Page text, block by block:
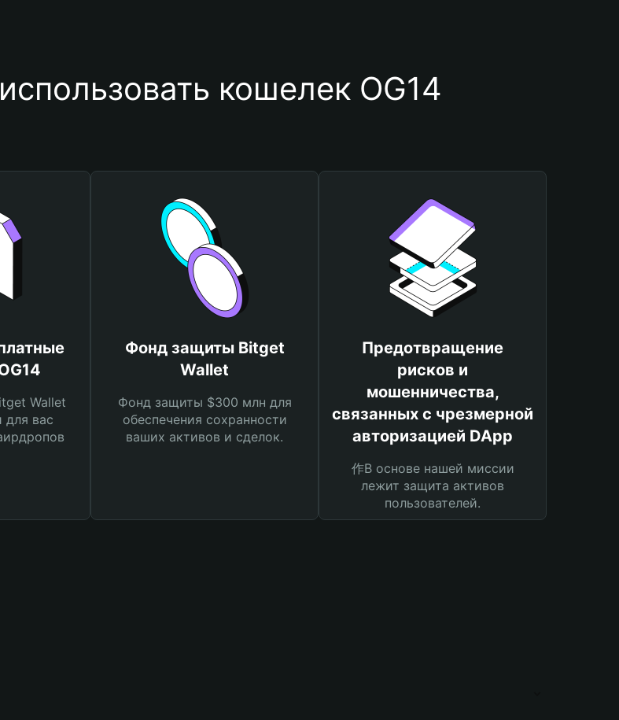
кошелек OG14
Wallet
для вас
Фонд защиты Bitget
Wallet
Фонд защиты $300 млн для
обеспечения сохранности
ваших активов и сделок.
Предотвращение
рисков и
мошенничества,
связанных с чрезмерной
авторизацией DApp
作В основе нашей миссии
лежит защита активов
пользователей.